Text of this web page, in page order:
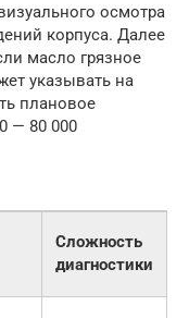
осмотра
корпуса. Далее
масло грязное
указывать на
плановое
— 80 000
Сложность
диагностики